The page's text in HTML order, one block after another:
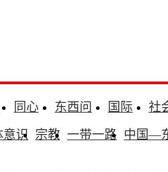
同心 东西问 国际
社
意识 宗教 一带一路 中国—